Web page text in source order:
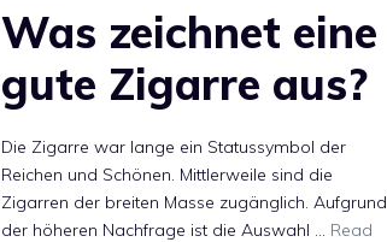
Was zeichnet eine
gute Zigarre aus?
Die Zigarre war lange ein Statussymbol der
Reichen und Schönen. Mittlerweile sind die
Zigarren der breiten Masse zugänglich. Aufgrund
der höheren Nachfrage ist die Auswahl … Read